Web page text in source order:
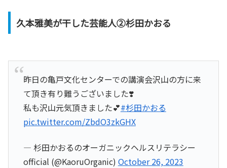
久本雅美が干した芸能人②杉田かおる
昨日の亀戸文化センターでの講演会沢山の方に来
て頂き有り難うございました❣️
私も沢山元気頂きました💕#杉田かおる
pic.twitter.com/ZbdO3zkGHX
— 杉田かおるのオーガニックヘルスリテラシー
official (@KaoruOrganic) October 26, 2023